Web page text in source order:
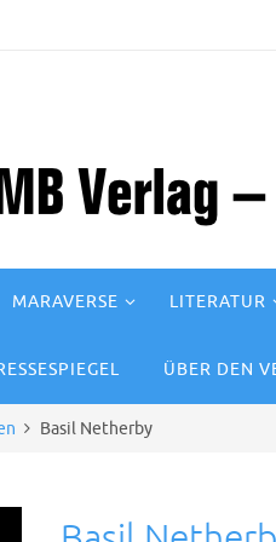
MARAVERSE LITERATUR
ÜBER DEN
Basil Netherby